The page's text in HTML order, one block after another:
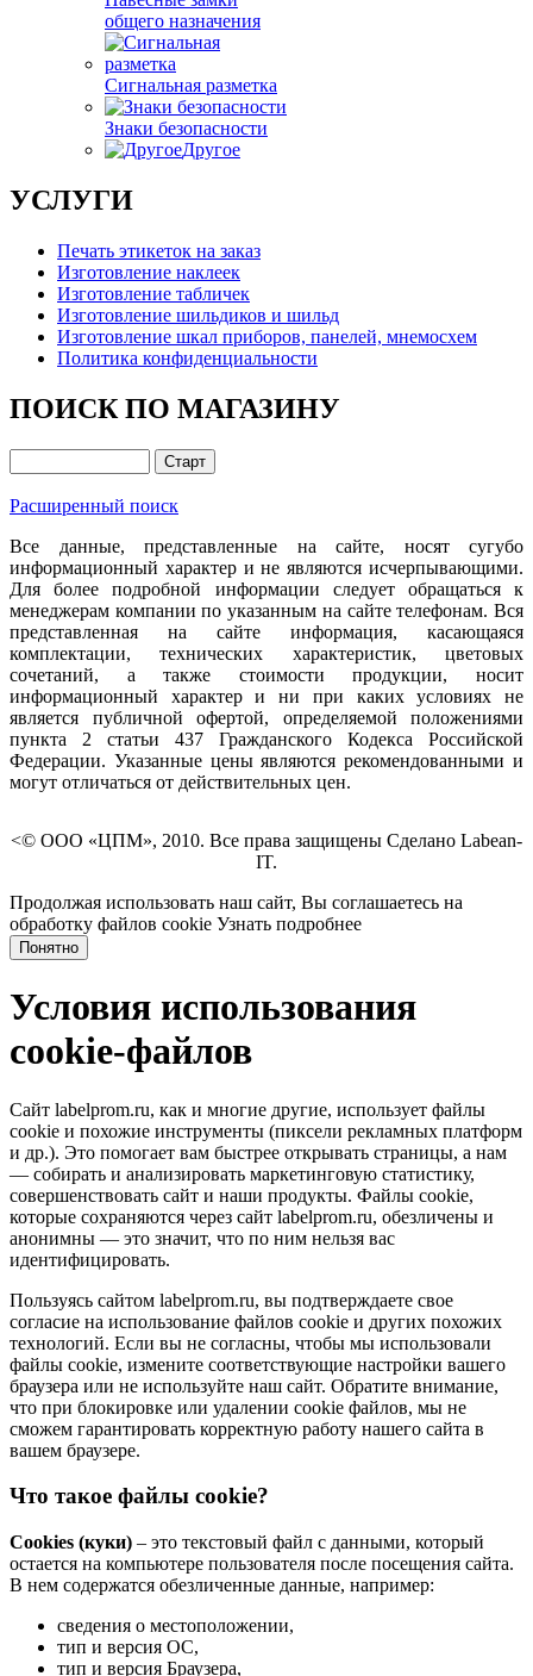
общего назначения
Сигнальная разметка
Знаки безопасности
Другое
УСЛУГИ
Печать этикеток на заказ
Изготовление наклеек
Изготовление табличек
Изготовление шильдиков и шильд
Изготовление шкал приборов, панелей, мнемосхем
Политика конфиденциальности
ПОИСК ПО МАГАЗИНУ
Расширенный поиск
Все данные, представленные на сайте, носят сугубо
информационный характер и не являются исчерпывающими.
Для более подробной информации следует обращаться к
менеджерам компании по указанным на сайте телефонам. Вся
представленная на сайте информация, касающаяся
комплектации, технических характеристик, цветовых
сочетаний, а также стоимости продукции, носит
информационный характер и ни при каких условиях не
является публичной офертой, определяемой положениями
пункта 2 статьи 437 Гражданского Кодекса Российской
Федерации. Указанные цены являются рекомендованными и
могут отличаться от действительных цен.
<© ООО «ЦПМ», 2010. Все права защищены Сделано Labean-
IT.
Продолжая использовать наш сайт, Вы соглашаетесь на
обработку файлов cookie Узнать подробнее
Понятно
Условия использования
cookie-файлов
Сайт labelprom.ru, как и многие другие, использует файлы
cookie и похожие инструменты (пиксели рекламных платформ
и др.). Это помогает вам быстрее открывать страницы, а нам
— собирать и анализировать маркетинговую статистику,
совершенствовать сайт и наши продукты. Файлы сookie,
которые сохраняются через сайт labelprom.ru, обезличены и
анонимны — это значит, что по ним нельзя вас
идентифицировать.
Пользуясь сайтом labelprom.ru, вы подтверждаете свое
согласие на использование файлов cookie и других похожих
технологий. Если вы не согласны, чтобы мы использовали
файлы cookie, измените соответствующие настройки вашего
браузера или не используйте наш сайт. Обратите внимание,
что при блокировке или удалении cookie файлов, мы не
сможем гарантировать корректную работу нашего сайта в
вашем браузере.
Что такое файлы cookie?
Cookies (куки) – это текстовый файл с данными, который
остается на компьютере пользователя после посещения сайта.
В нем содержатся обезличенные данные, например:
сведения о местоположении,
тип и версия ОС,
тип и версия Браузера,